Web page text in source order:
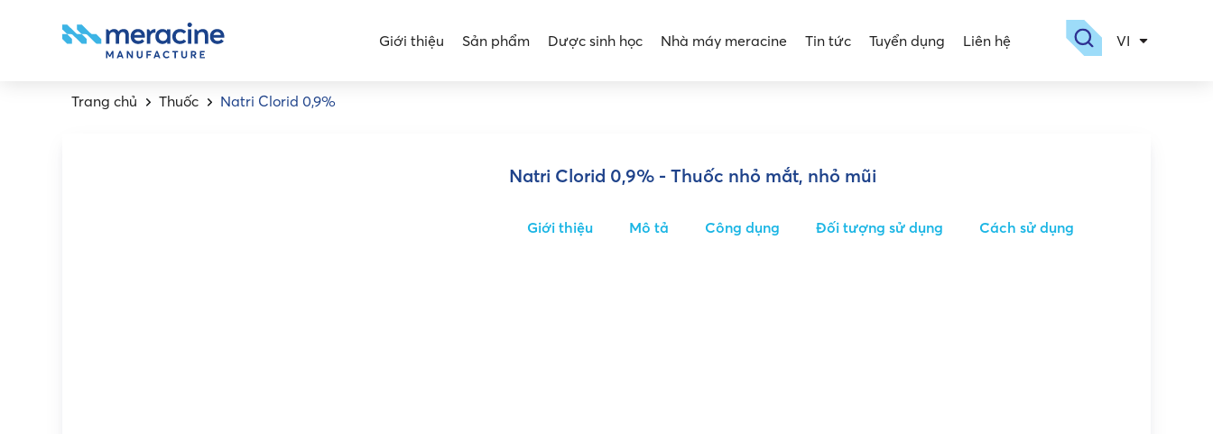
Giới thiệu Sản phẩm Dược sinh học Nhà máy meracine Tin tức Tuyển dụng Liên hệ VI
EN
Trang chủ Thuốc Natri Clorid 0,9%
Natri Clorid 0,9% - Thuốc nhỏ mắt, nhỏ mũi
Giới thiệu Mô tả Công dụng Đối tượng sử dụng Cách sử dụng